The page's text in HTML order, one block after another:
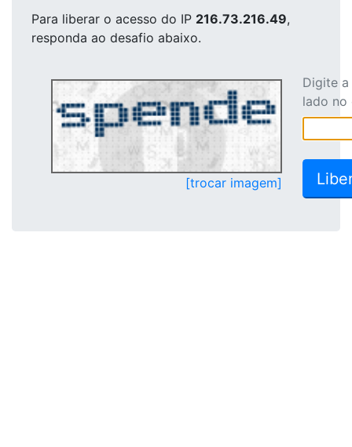
Para liberar o acesso do IP 216.73.216.49,
responda ao desafio abaixo.
[trocar imagem]
Digite
lado no